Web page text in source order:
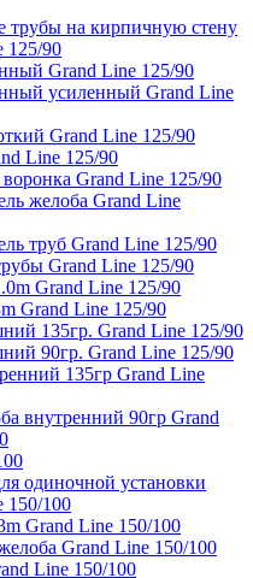
трубы на кирпичную стену
125/90
Grand Line 125/90
усиленный Grand Line
Grand Line 125/90
Line 125/90
Grand Line 125/90
желоба Grand Line
труб Grand Line 125/90
Grand Line 125/90
Grand Line 125/90
Grand Line 125/90
135гр. Grand Line 125/90
90гр. Grand Line 125/90
135гр Grand Line
внутренний 90гр Grand
одиночной установки
150/100
Grand Line 150/100
Grand Line 150/100
Line 150/100